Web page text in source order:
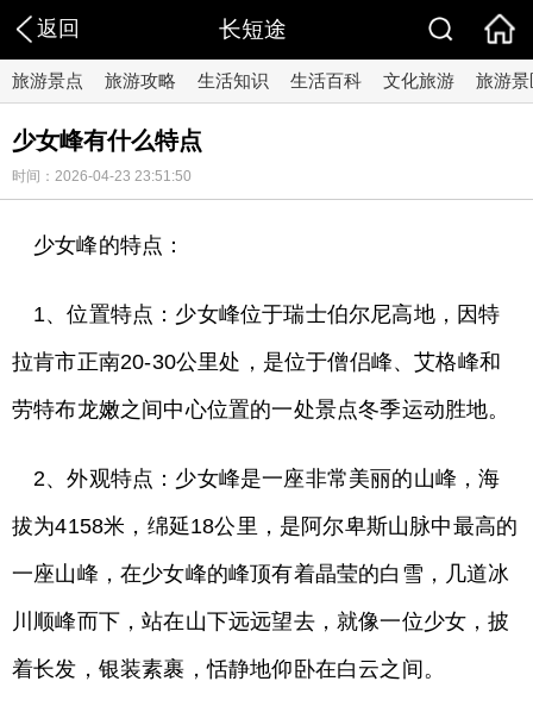
返回 长短途
旅游景点 旅游攻略 生活知识 生活百科 文化旅游 旅游景
少女峰有什么特点
时间：2026-04-23 23:51:50
少女峰的特点：
1、位置特点：少女峰位于瑞士伯尔尼高地，因特
拉肯市正南20-30公里处，是位于僧侣峰、艾格峰和
劳特布龙嫩之间中心位置的一处景点冬季运动胜地。
2、外观特点：少女峰是一座非常美丽的山峰，海
拔为4158米，绵延18公里，是阿尔卑斯山脉中最高的
一座山峰，在少女峰的峰顶有着晶莹的白雪，几道冰
川顺峰而下，站在山下远远望去，就像一位少女，披
着长发，银装素裹，恬静地仰卧在白云之间。